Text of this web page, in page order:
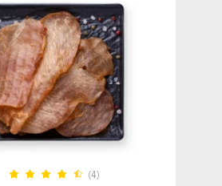
(4)